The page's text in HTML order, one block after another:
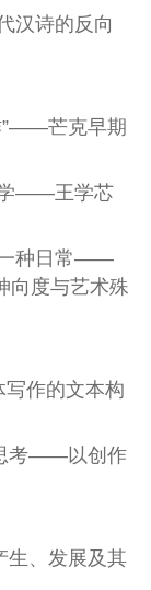
诗的反向
芒克早期
——王学芯
种日常——
向度与艺术殊
作的文本构
考——以创作
、发展及其